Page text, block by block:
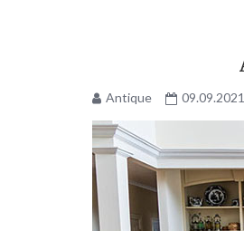
Antique 09.09.2021